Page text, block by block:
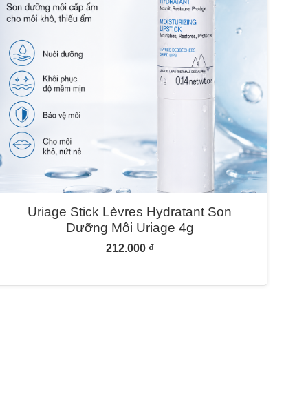
Uriage Stick Lèvres Hydratant Son
Dưỡng Môi Uriage 4g
212.000 ₫